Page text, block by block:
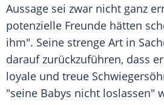
Aussage sei zwar nicht ganz
potenzielle Freunde hätten
ihm". Seine strenge Art in
darauf zurückzuführen, dass
loyale und treue
"seine Babys nicht loslassen"